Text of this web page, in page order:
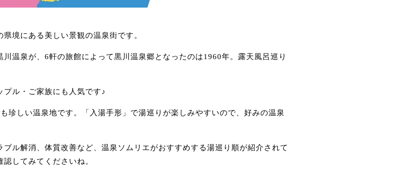
境にある美しい景観の温泉街です。
温泉が、6軒の旅館によって黒川温泉郷となったのは1960年。露天風呂巡り
ル・ご家族にも人気です♪
珍しい温泉地です。「入湯手形」で湯巡りが楽しみやすいので、好みの温泉
ル解消、体質改善など、温泉ソムリエがおすすめする湯巡り順が紹介されて
してみてくださいね。